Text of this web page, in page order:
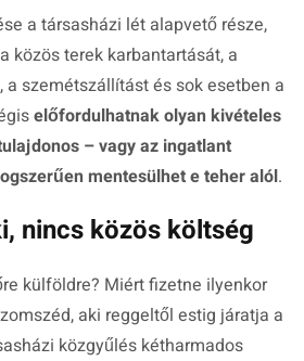
a társasházi lét alapvető része,
közös terek karbantartását, a
szemétszállítást és sok esetben a
előfordulhatnak olyan kivételes
– vagy az ingatlant
mentesülhet e teher alól.
nincs közös költség
külföldre? Miért fizetne ilyenkor
aki reggeltől estig járatja a
közgyűlés kétharmados